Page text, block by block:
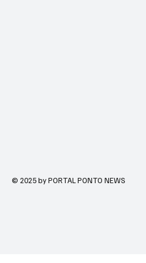
© 2025 by PORTAL PONTO NEWS